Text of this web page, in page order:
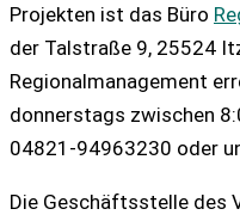
Projekten ist das Büro
der Talstraße 9, 25524
Regionalmanagement
donnerstags zwischen
04821-94963230 oder
Die Geschäftsstelle des